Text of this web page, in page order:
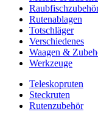
Rutenablagen
Totschläger
Verschiedenes
Waagen &
Werkzeuge
Teleskopruten
Steckruten
Rutenzubehör